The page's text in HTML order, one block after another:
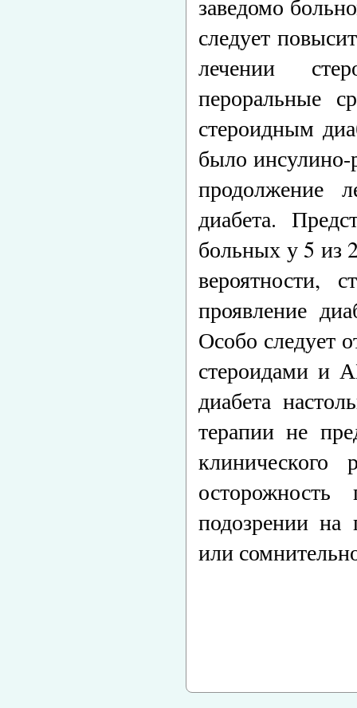
заведомо
следует
лечении
пероральные
стероидным
было инсулино-
продолжение
диабета.
больных у 5 из
проявление
Особо следует
стероидами и
диабета
терапии не
клинического
подозрении на
или